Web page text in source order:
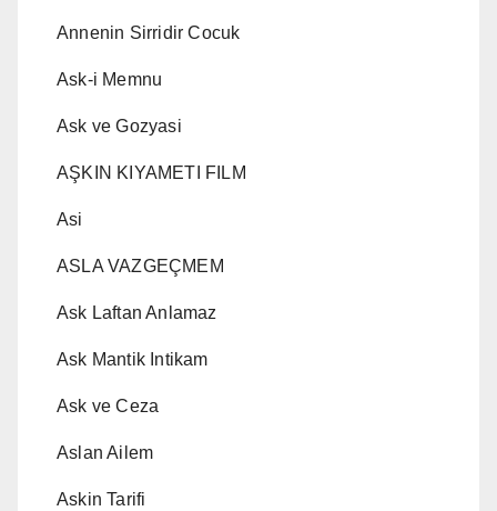
Annenin Sirridir Cocuk
Ask-i Memnu
Ask ve Gozyasi
AŞKIN KIYAMETI FILM
Asi
ASLA VAZGEÇMEM
Ask Laftan Anlamaz
Ask Mantik Intikam
Ask ve Ceza
Aslan Ailem
Askin Tarifi